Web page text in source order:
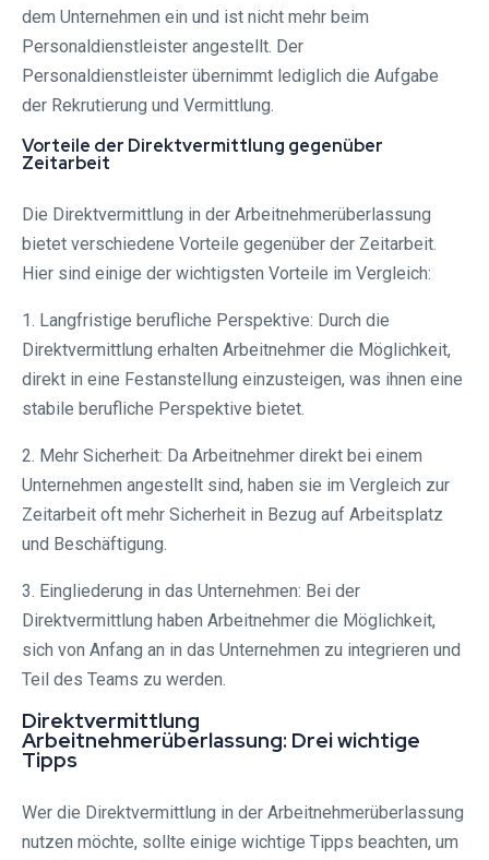
dem Unternehmen ein und ist nicht mehr beim
Personaldienstleister angestellt. Der
Personaldienstleister übernimmt lediglich die Aufgabe
der Rekrutierung und Vermittlung.
Vorteile der Direktvermittlung gegenüber
Zeitarbeit
Die Direktvermittlung in der Arbeitnehmerüberlassung
bietet verschiedene Vorteile gegenüber der Zeitarbeit.
Hier sind einige der wichtigsten Vorteile im Vergleich:
1. Langfristige berufliche Perspektive: Durch die
Direktvermittlung erhalten Arbeitnehmer die Möglichkeit,
direkt in eine Festanstellung einzusteigen, was ihnen eine
stabile berufliche Perspektive bietet.
2. Mehr Sicherheit: Da Arbeitnehmer direkt bei einem
Unternehmen angestellt sind, haben sie im Vergleich zur
Zeitarbeit oft mehr Sicherheit in Bezug auf Arbeitsplatz
und Beschäftigung.
3. Eingliederung in das Unternehmen: Bei der
Direktvermittlung haben Arbeitnehmer die Möglichkeit,
sich von Anfang an in das Unternehmen zu integrieren und
Teil des Teams zu werden.
Direktvermittlung
Arbeitnehmerüberlassung: Drei wichtige
Tipps
Wer die Direktvermittlung in der Arbeitnehmerüberlassung
nutzen möchte, sollte einige wichtige Tipps beachten, um